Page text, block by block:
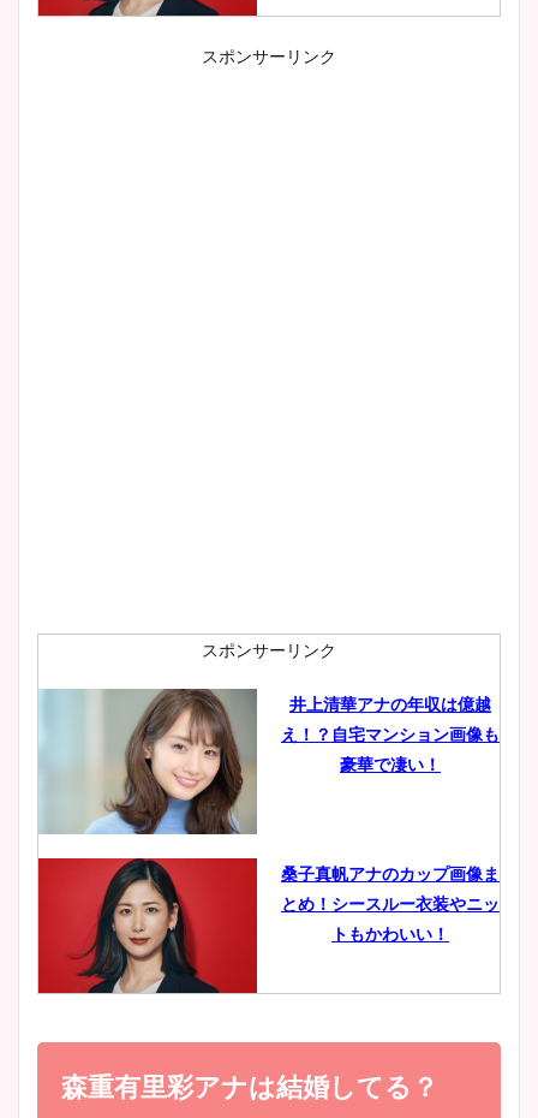
小室瑛莉子のカップ画像まと
肉も凄い！
鈴木唯の太ってた時の体重が
ヤバすぎww原因や痩せたダ
豊島実季アナのカップ画像ま
とめ！美脚や水着姿に年齢も
宇賀神メグアナのニット画像
スポンサーリンク
スポンサーリンク
井上清華アナの年収は億越
え！？自宅マンション画像も
豪華で凄い！
桑子真帆アナのカップ画像ま
とめ！シースルー衣装やニッ
トもかわいい！
小室瑛莉子のカップ画像まと
め！足が美脚でニット衣装も
かわいい！
森重有里彩アナは結婚してる？